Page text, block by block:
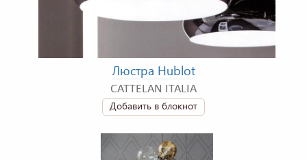
Люстра Hublot
CATTELAN ITALIA
Добавить в блокнот